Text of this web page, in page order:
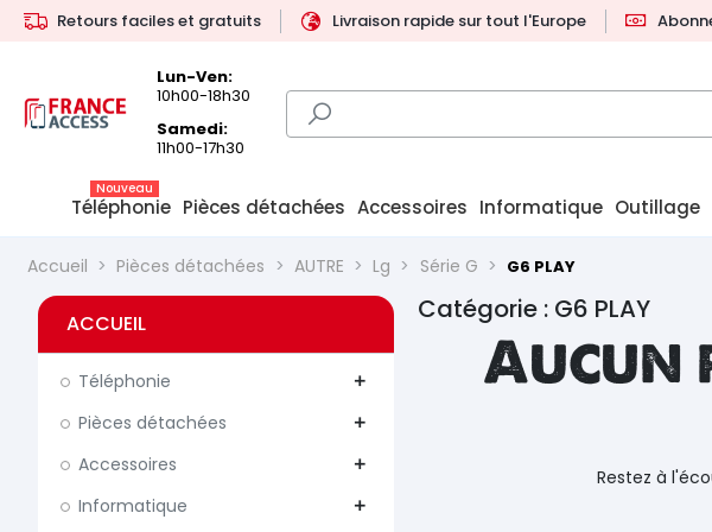
Retours faciles et gratuits Livraison rapide sur tout l'Europe
Lun-Ven:
10h00-18h30
Samedi:
11h00-17h30
Téléphonie
Nouveau
Pièces détachées Accessoires Informatique Outillage
Accueil Pièces détachées AUTRE Lg Série G G6 PLAY
ACCUEIL
Téléphonie add
Pièces détachées add
Accessoires add
Informatique add
Catégorie : G6 PLAY
Aucun
Restez à